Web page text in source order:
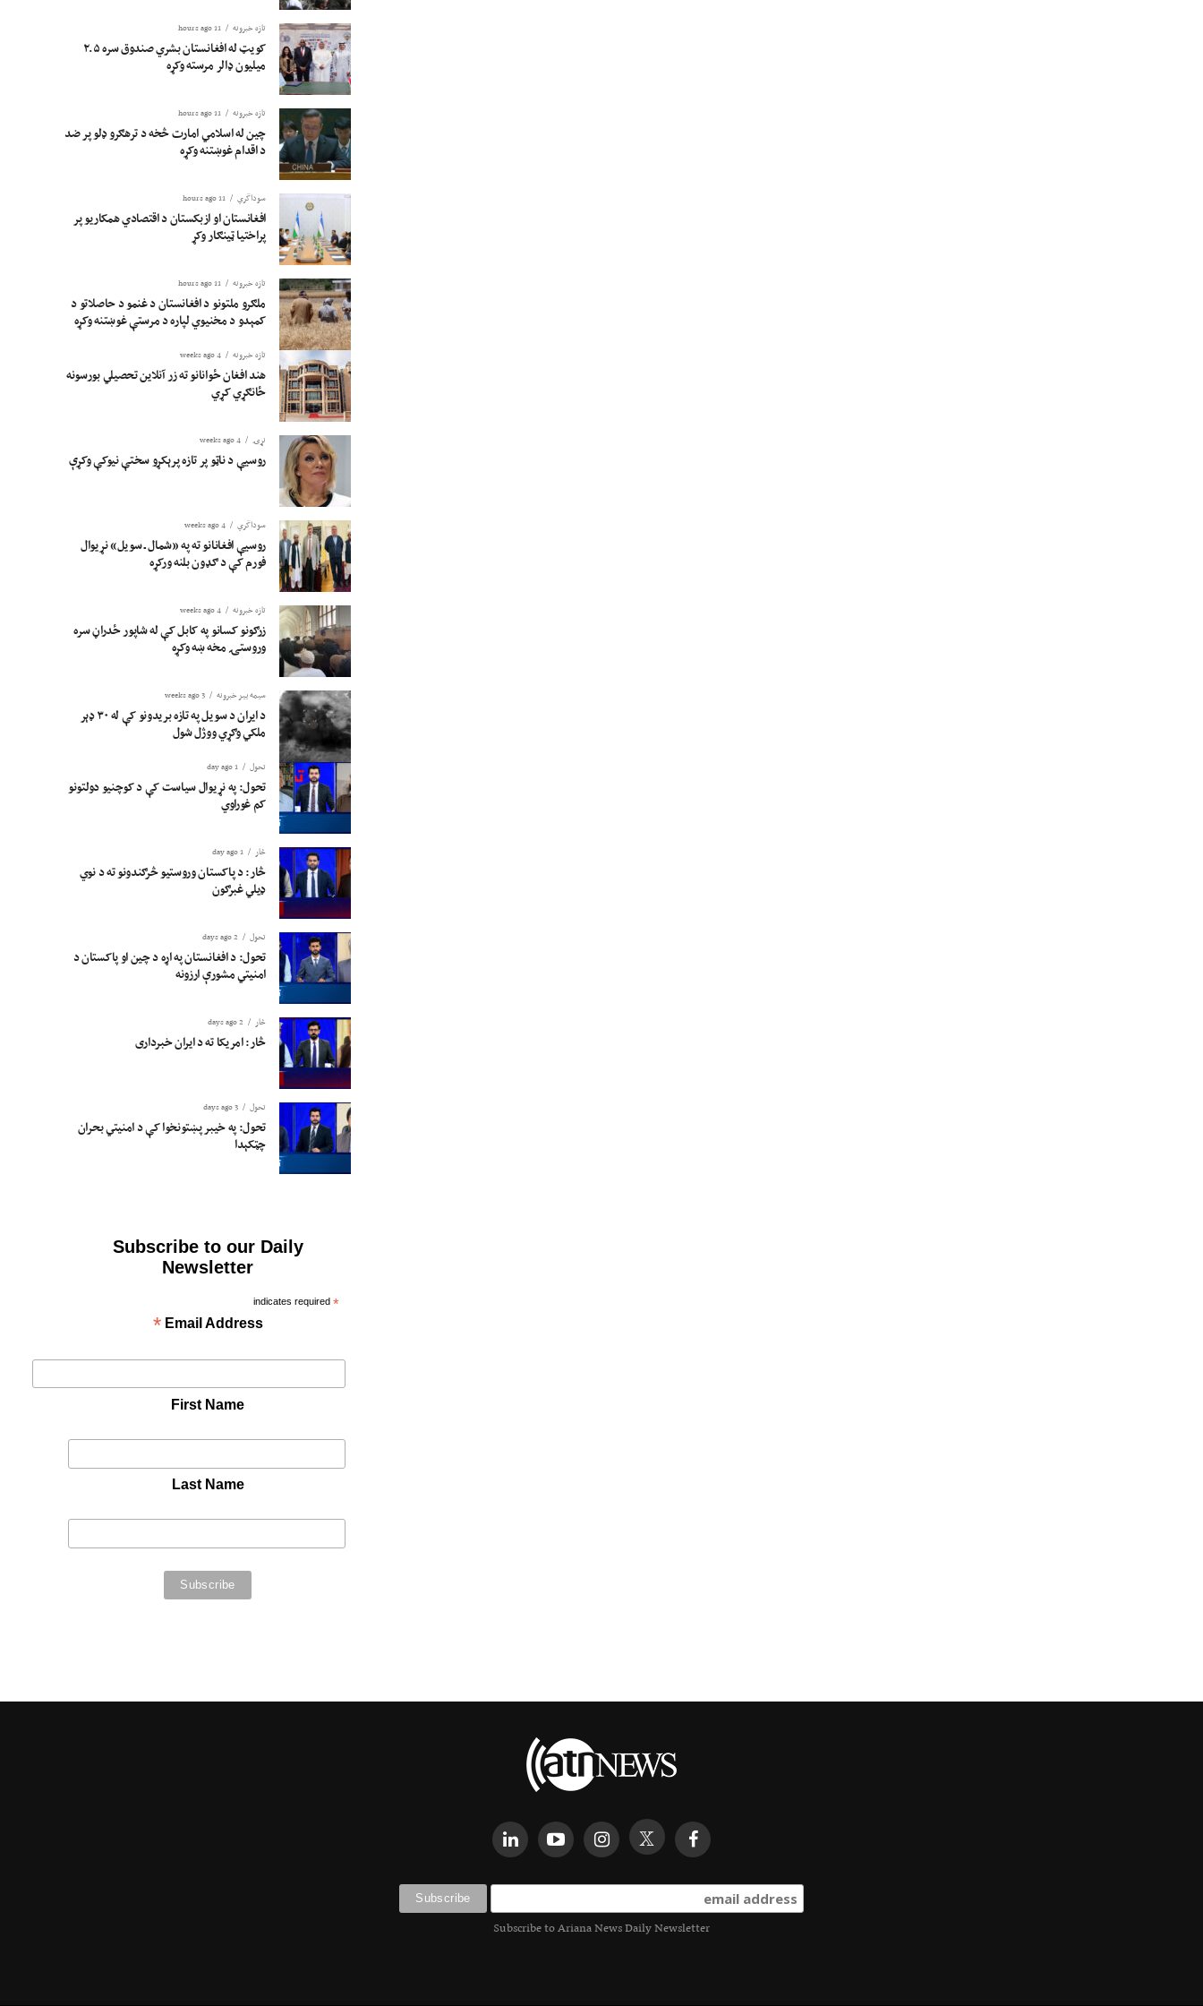
تازه خبرونه 11 hours ago
کویټ له افغانستان بشري صندوق سره ۲.۵
میلیون ډالر مرسته وکړه
تازه خبرونه 11 hours ago
چین له اسلامي امارت څخه د ترهګرو ډلو پر ضد
د اقدام غوښتنه وکړه
سوداگري 11 hours ago
افغانستان او ازبکستان د اقتصادي همکاریو پر
پراختیا ټینګار وکړ
تازه خبرونه 11 hours ago
ملګرو ملتونو د افغانستان د غنمو د حاصلاتو د
کمېدو د مخنیوي لپاره د مرستې غوښتنه وکړه
تازه خبرونه 4 weeks ago
هند افغان ځوانانو ته زر آنلاین تحصیلي بورسونه
ځانګړي کړي
نړۍ 4 weeks ago
روسیې د ناټو پر تازه پرېکړو سختې نیوکې وکړې
سوداگري 4 weeks ago
روسیې افغانانو ته په «شمال ـ سویل» نړیوال
فورم کې د ګډون بلنه ورکړه
تازه خبرونه 4 weeks ago
زرګونو کسانو په کابل کې له شاپور ځدراڼ سره
وروستۍ مخه ښه وکړه
سیمه ییز خبرونه 3 weeks ago
د ایران د سویل په تازه بریدونو کې له ۳۰ ډېر
ملکي وګړي ووژل شول
تحول 1 day ago
تحول: په نړیوال سیاست کې د کوچنیو دولتونو
کم غوراوي
څار 1 day ago
څار: د پاکستان وروستیو څرګندونو ته د نوي
ډیلي غبرګون
تحول 2 days ago
تحول: د افغانستان په اړه د چین او پاکستان د
امنیتي مشورې ارزونه
څار 2 days ago
څار: امریکا ته د ایران خبرداری
تحول 3 days ago
تحول: په خیبر پښتونخوا کې د امنیتي بحران
چټکېدا
Subscribe to our Daily
Newsletter
*
indicates required
Email Address
*
First Name
Last Name
Subscribe to Ariana News Daily Newsletter